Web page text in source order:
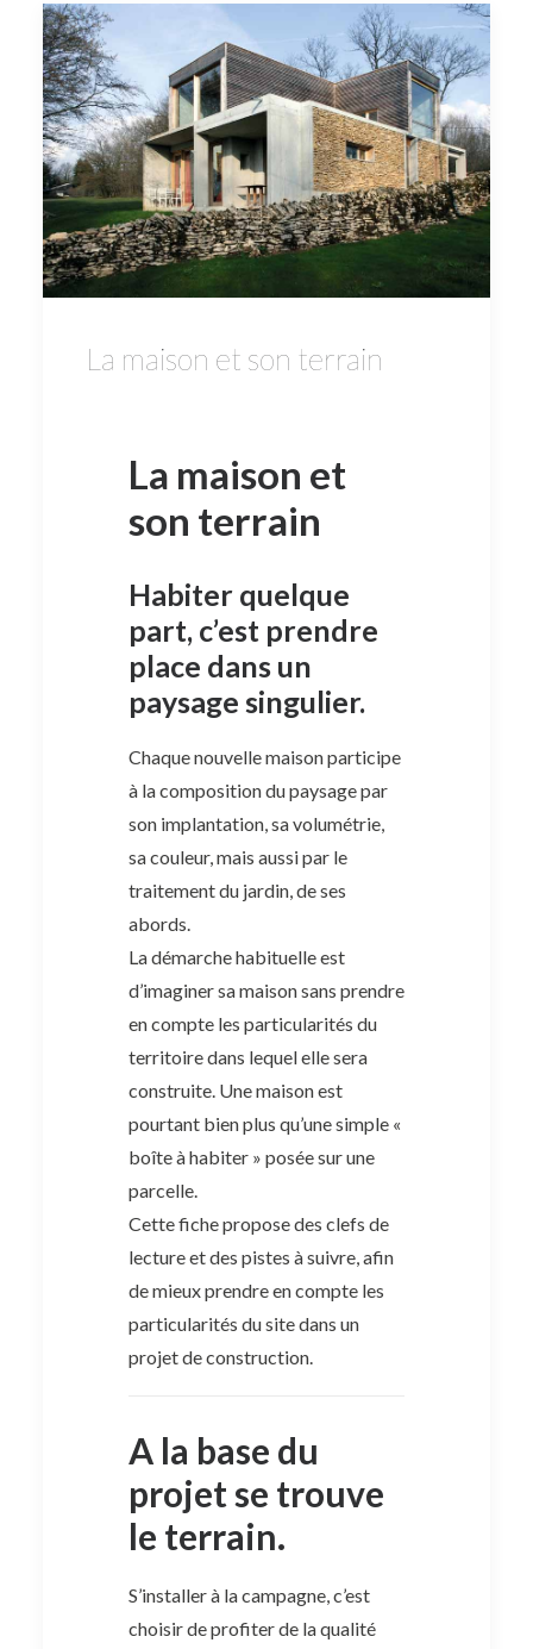
La maison et son terrain
La maison et
son terrain
Habiter quelque
part, c’est prendre
place dans un
paysage singulier.
Chaque nouvelle maison participe
à la composition du paysage par
son implantation, sa volumétrie,
sa couleur, mais aussi par le
traitement du jardin, de ses
abords.
La démarche habituelle est
d’imaginer sa maison sans prendre
en compte les particularités du
territoire dans lequel elle sera
construite. Une maison est
pourtant bien plus qu’une simple «
boîte à habiter » posée sur une
parcelle.
Cette fiche propose des clefs de
lecture et des pistes à suivre, afin
de mieux prendre en compte les
particularités du site dans un
projet de construction.
A la base du
projet se trouve
le terrain.
S’installer à la campagne, c’est
choisir de profiter de la qualité